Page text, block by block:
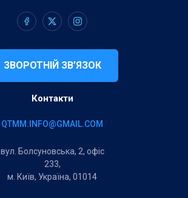
ЗВОРОТНІЙ ЗВ’ЯЗОК
Контакти
QTMM.INFO@GMAIL.COM
вул. Болсуновська, 2, офіс
233,
м. Київ, Україна, 01014